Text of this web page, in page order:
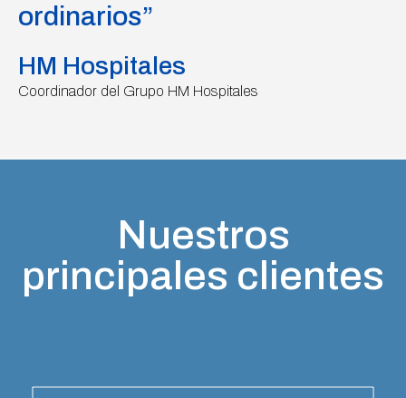
ordinarios”
HM Hospitales
Coordinador del Grupo HM Hospitales
Nuestros
principales clientes